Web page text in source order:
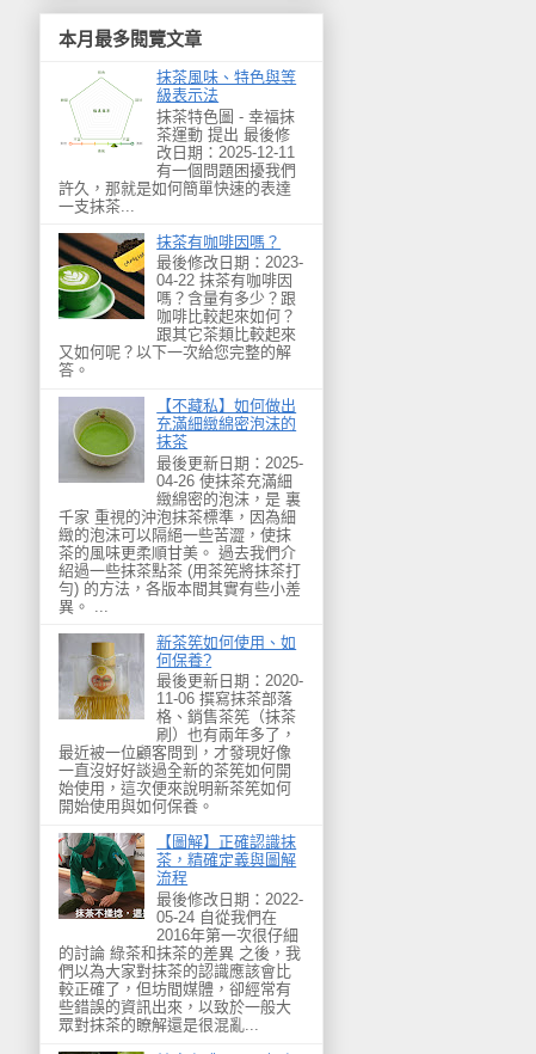
本月最多閱覽文章
抹茶風味、特色與等
級表示法
抹茶特色圖 - 幸福抹
茶運動 提出 最後修
改日期：2025-12-11
有一個問題困擾我們
許久，那就是如何簡單快速的表達
一支抹茶...
抹茶有咖啡因嗎？
最後修改日期：2023-
04-22 抹茶有咖啡因
嗎？含量有多少？跟
咖啡比較起來如何？
跟其它茶類比較起來
又如何呢？以下一次給您完整的解
答。
【不藏私】如何做出
充滿細緻綿密泡沫的
抹茶
最後更新日期：2025-
04-26 使抹茶充滿細
緻綿密的泡沫，是 裏
千家 重視的沖泡抹茶標準，因為細
緻的泡沫可以隔絕一些苦澀，使抹
茶的風味更柔順甘美。 過去我們介
紹過一些抹茶點茶 (用茶筅將抹茶打
勻) 的方法，各版本間其實有些小差
異。 ...
新茶筅如何使用、如
何保養?
最後更新日期：2020-
11-06 撰寫抹茶部落
格、銷售茶筅（抹茶
刷）也有兩年多了，
最近被一位顧客問到，才發現好像
一直沒好好談過全新的茶筅如何開
始使用，這次便來說明新茶筅如何
開始使用與如何保養。
【圖解】正確認識抹
茶，精確定義與圖解
流程
最後修改日期：2022-
05-24 自從我們在
2016年第一次很仔細
的討論 綠茶和抹茶的差異 之後，我
們以為大家對抹茶的認識應該會比
較正確了，但坊間媒體，卻經常有
些錯誤的資訊出來，以致於一般大
眾對抹茶的瞭解還是很混亂...